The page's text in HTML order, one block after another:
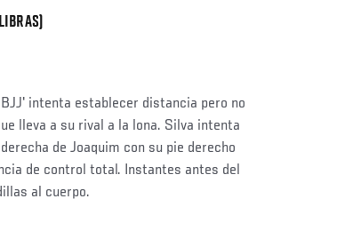
intenta establecer distancia pero no
lleva a su rival a la lona. Silva intenta
de Joaquim con su pie derecho
de control total. Instantes antes del
al cuerpo.